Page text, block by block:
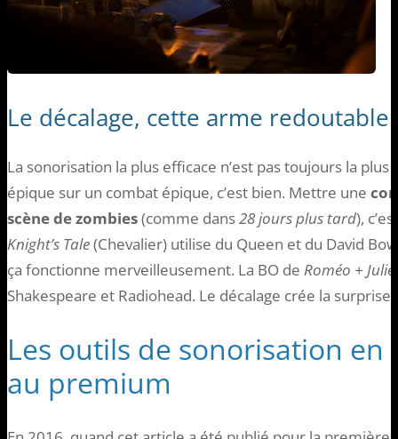
Le décalage, cette arme redoutable
La sonorisation la plus efficace n’est pas toujours la
épique sur un combat épique, c’est bien. Mettre une
scène de zombies(comme dans28 jours plus tard),
Knight’s Tale(Chevalier) utilise du Queen et du David
ça fonctionne merveilleusement. La BO de Roméo +
Shakespeare et Radiohead. Le décalage crée la
Les outils de sonorisation en
au premium